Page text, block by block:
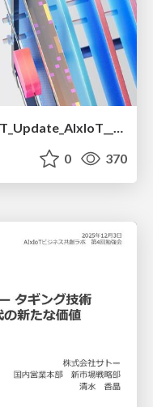
20251203_Azure_Local_and_IoT_Update_AIxIoT__1_.pdf
0 370